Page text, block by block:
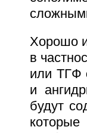
Хорошо
в
или ТГФ
и
будут